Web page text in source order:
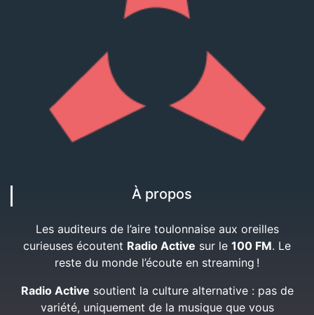
À propos
Les auditeurs de l’aire toulonnaise aux oreilles
curieuses écoutent Radio Active sur le 100 FM. Le
reste du monde l’écoute en streaming !
Radio Active soutient la culture alternative : pas de
variété, uniquement de la musique que vous